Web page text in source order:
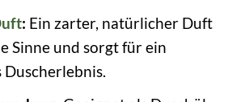
: Ein zarter, natürlicher Duft
Sinne und sorgt für ein
Duscherlebnis.